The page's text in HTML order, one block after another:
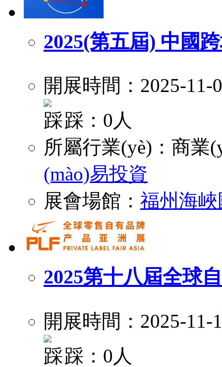
2025(第五屆) 中國
開展時間：2025-
踩：0人
所屬行業(yè)： 商業
(mào)易投資
展會場館： 福州海
2025第十八屆全球
開展時間：2025-
踩：0人